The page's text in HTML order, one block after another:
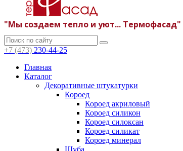
"Мы создаем тепло и уют... Термофасад"
+7 (473) 230-44-25
Главная
Каталог
Декоративные штукатурки
Короед
Короед акриловый
Короед силикон
Короед силоксан
Короед силикат
Короед минерал
Шуба